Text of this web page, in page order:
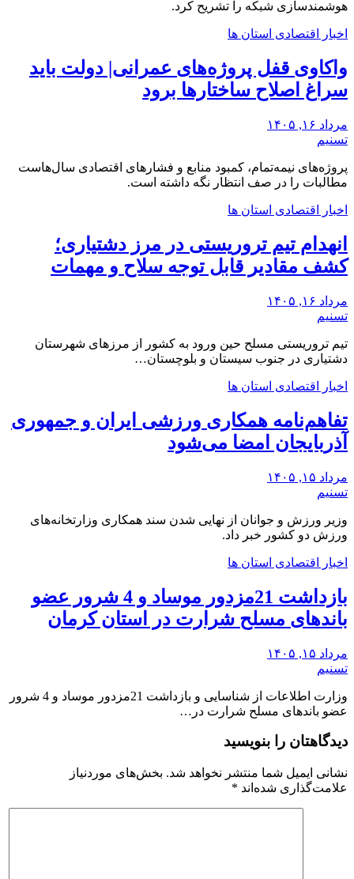
هوشمندسازی شبکه را تشریح کرد.
اخبار اقتصادی استان ها
واکاوی قفل پروژه‌های عمرانی| دولت باید
سراغ اصلاح ساختارها برود
مرداد ۱۶, ۱۴۰۵
تسنیم
‌پروژه‌های نیمه‌تمام، کمبود منابع و فشارهای اقتصادی‌ سال‌هاست
‌مطالبات ‌را در صف انتظار نگه داشته است.
اخبار اقتصادی استان ها
انهدام تیم تروریستی در مرز دشتیاری؛
کشف مقادیر قابل توجه سلاح و مهمات
مرداد ۱۶, ۱۴۰۵
تسنیم
تیم تروریستی مسلح حین ورود به کشور از مرزهای شهرستان
دشتیاری در جنوب سیستان و بلوچستان…
اخبار اقتصادی استان ها
تفاهم‌نامه همکاری ورزشی ایران و جمهوری
آذربایجان امضا می‌شود
مرداد ۱۵, ۱۴۰۵
تسنیم
وزیر ورزش و جوانان از نهایی شدن سند همکاری وزارتخانه‌های
ورزش دو کشور خبر داد.
اخبار اقتصادی استان ها
بازداشت 21مزدور موساد و 4 شرور عضو
باندهای مسلح شرارت در استان کرمان
مرداد ۱۵, ۱۴۰۵
تسنیم
وزارت اطلاعات از شناسایی و بازداشت 21مزدور موساد و 4 شرور
عضو باندهای مسلح شرارت در…
دیدگاهتان را بنویسید
نشانی ایمیل شما منتشر نخواهد شد. بخش‌های موردنیاز
علامت‌گذاری شده‌اند *